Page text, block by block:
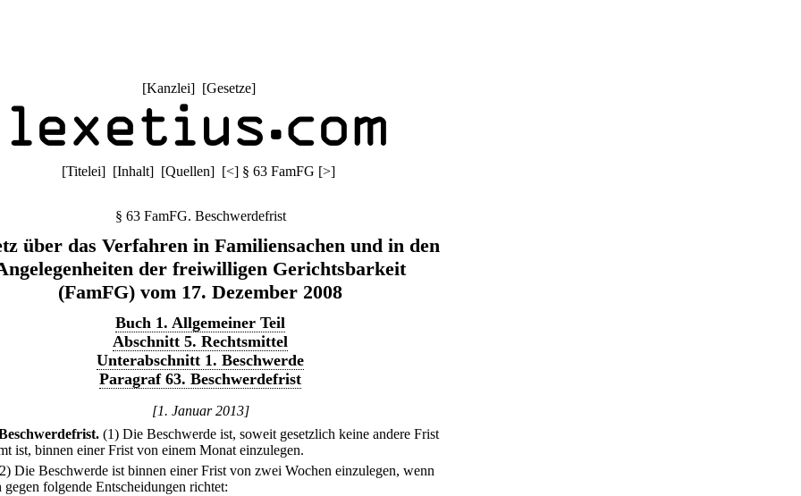
[Kanzlei] [Gesetze]
[Titelei] [Inhalt] [Quellen] [<] § 63 FamFG [>]
§ 63 FamFG. Beschwerdefrist
über das Verfahren in Familiensachen und in den
der freiwilligen Gerichtsbarkeit
(FamFG) vom 17. Dezember 2008
Buch 1. Allgemeiner Teil
Abschnitt 5. Rechtsmittel
Unterabschnitt 1. Beschwerde
Paragraf 63. Beschwerdefrist
[1. Januar 2013]
(1) Die Beschwerde ist, soweit gesetzlich keine andere Frist
ist, binnen einer Frist von einem Monat einzulegen.
Die Beschwerde ist binnen einer Frist von zwei Wochen einzulegen, wenn
gegen folgende Entscheidungen richtet: